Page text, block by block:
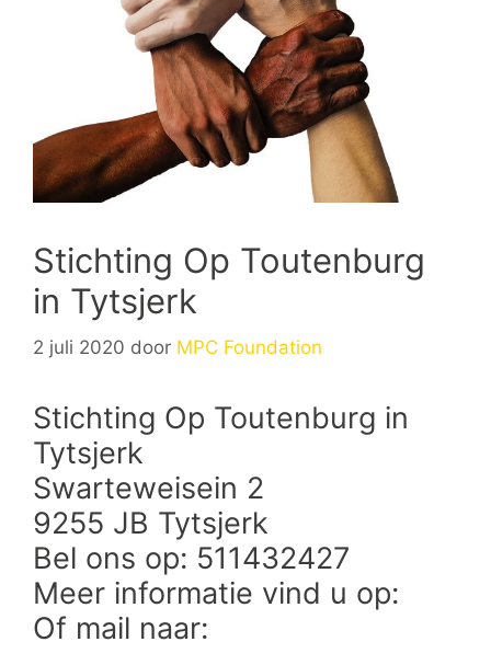
Stichting Op Toutenburg
in Tytsjerk
2 juli 2020 door MPC Foundation
Stichting Op Toutenburg in
Tytsjerk
Swarteweisein 2
9255 JB Tytsjerk
Bel ons op: 511432427
Meer informatie vind u op:
Of mail naar: